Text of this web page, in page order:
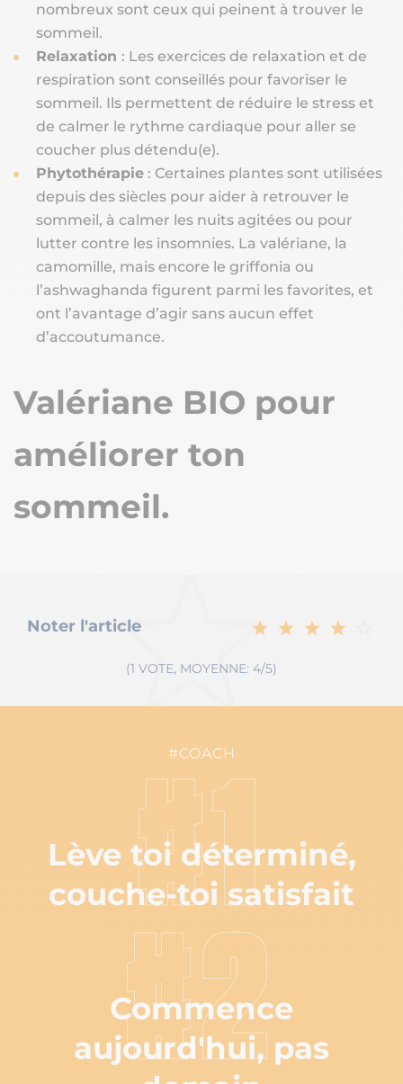
nombreux sont ceux qui peinent à trouver le
sommeil.
Relaxation : Les exercices de relaxation et de
respiration sont conseillés pour favoriser le
sommeil. Ils permettent de réduire le stress et
de calmer le rythme cardiaque pour aller se
coucher plus détendu(e).
Phytothérapie : Certaines plantes sont utilisées
depuis des siècles pour aider à retrouver le
sommeil, à calmer les nuits agitées ou pour
lutter contre les insomnies. La valériane, la
camomille, mais encore le griffonia ou
l’ashwaghanda figurent parmi les favorites, et
ont l’avantage d’agir sans aucun effet
d’accoutumance.
Valériane BIO pour
améliorer ton
sommeil.
Noter l'article
(1 VOTE, MOYENNE: 4/5)
#COACH
#1
Lève toi déterminé,
couche-toi satisfait
#2
Commence
aujourd'hui, pas